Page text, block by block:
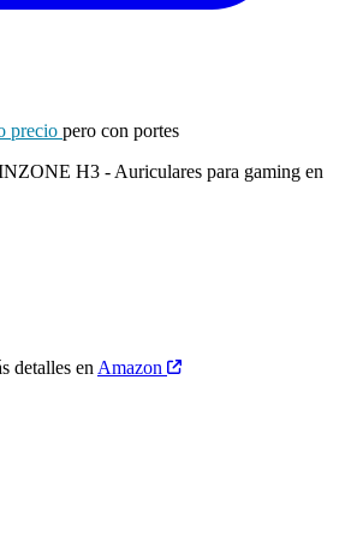
precio pero con portes
H3 - Auriculares para gaming en
detalles en Amazon